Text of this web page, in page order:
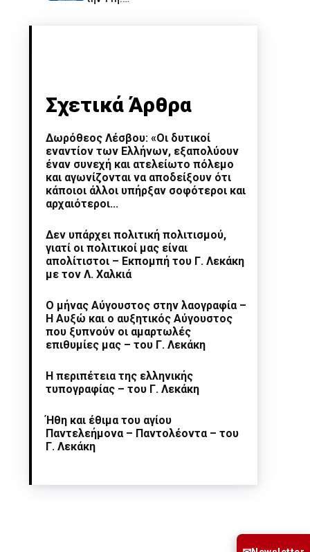
Σχετικά Άρθρα
Δωρόθεος Λέσβου: «Οι δυτικοί
εναντίον των Ελλήνων, εξαπολύουν
έναν συνεχή και ατελείωτο πόλεμο
και αγωνίζονται να αποδείξουν ότι
κάποιοι άλλοι υπήρξαν σοφότεροι και
αρχαιότεροι...
Δεν υπάρχει πολιτική πολιτισμού,
γιατί οι πολιτικοί μας είναι
απολίτιστοι – Εκπομπή του Γ. Λεκάκη
με τον Λ. Χαλκιά
Ο μήνας Αύγουστος στην λαογραφία –
Η Αυξώ και ο αυξητικός Αύγουστος
που ξυπνούν οι αμαρτωλές
επιθυμίες μας – του Γ. Λεκάκη
Η περιπέτεια της ελληνικής
τυπογραφίας – του Γ. Λεκάκη
Ήθη και έθιμα του αγίου
Παντελεήμονα – Παντολέοντα – του
Γ. Λεκάκη